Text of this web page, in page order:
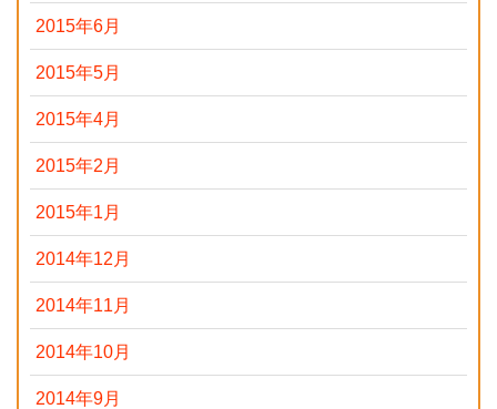
2015年6月
2015年5月
2015年4月
2015年2月
2015年1月
2014年12月
2014年11月
2014年10月
2014年9月